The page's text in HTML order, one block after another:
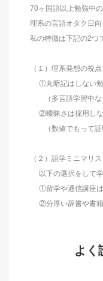
70ヶ国語以上勉強中
理系の言語オタク日向
私の特徴は下記の2つ
（１）理系発想の視
①丸暗記はしない
（多言語学習中な
②曖昧さは採用しな
（数値でもって証
（２）語学ミニマリス
以下の選択をして
①留学や通信講座は
②分厚い辞書や書籍
よく